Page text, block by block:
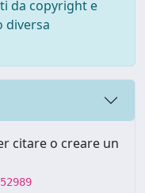
da copyright e
diversa
citare o creare un